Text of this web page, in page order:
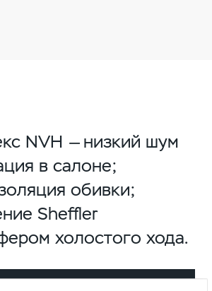
NVH — низкий шум
в салоне;
обивки;
Sheffler
холостого хода.